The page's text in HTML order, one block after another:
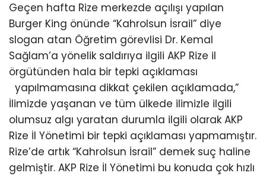
Geçen hafta Rize merkezde açılışı yapılan
Burger King önünde “Kahrolsun İsrail” diye
slogan atan Öğretim görevlisi Dr. Kemal
Sağlam’a yönelik saldırıya ilgili AKP Rize il
örgütünden hala bir tepki açıklaması
yapılmamasına dikkat çekilen açıklamada,”
İlimizde yaşanan ve tüm ülkede ilimizle ilgili
olumsuz algı yaratan durumla ilgili olarak AKP
Rize İl Yönetimi bir tepki açıklaması yapmamıştır.
Rize’de artık “Kahrolsun İsrail” demek suç haline
gelmiştir. AKP Rize İl Yönetimi bu konuda çok hızlı